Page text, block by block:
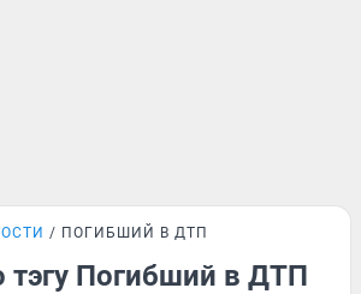
ПОГИБШИЙ В ДТП
тэгу Погибший в ДТП